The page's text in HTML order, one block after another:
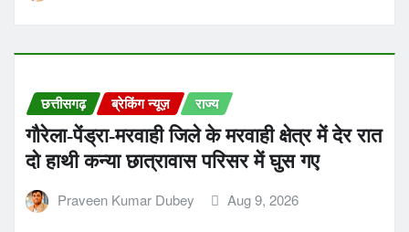
छत्तीसगढ़ ब्रेकिंग न्यूज़ राज्य
गौरेला-पेंड्रा-मरवाही जिले के मरवाही क्षेत्र में देर रात
दो हाथी कन्या छात्रावास परिसर में घुस गए
Praveen Kumar Dubey Aug 9, 2026